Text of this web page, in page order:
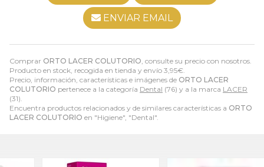
Comprar ORTO LACER COLUTORIO , consulte su precio con nosotros.
Producto en stock, recogida en tienda y envío 3,95€
Precio, información, características e imágenes de ORTO LACER
COLUTORIO pertenece a la categoría Dental (76) y a la marca LACER
(31).
Encuentra productos relacionados y de similares características a ORTO
LACER COLUTORIO en "Higiene", "Dental".
ENVIAR EMAIL